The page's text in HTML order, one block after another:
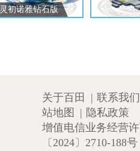
灵初诺雅钻石版
关于百田 | 联系我们
站地图
| 隐私政策
增值电信业务经营
〔2024〕2710-188号